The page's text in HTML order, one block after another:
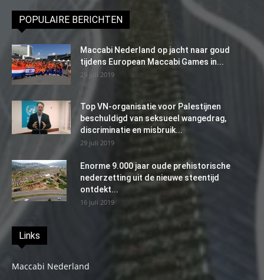
POPULAIRE BERICHTEN
Maccabi Nederland op jacht naar goud
tijdens European Maccabi Games in...
29 juli 2019
Top VN-organisatie voor Palestijnen
beschuldigd van seksueel wangedrag,
discriminatie en misbruik...
29 juli 2019
Enorme 9.000 jaar oude prehistorische
nederzetting uit de nieuwe steentijd
ontdekt...
16 juli 2019
Links
Maccabi Nederland